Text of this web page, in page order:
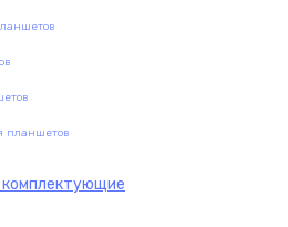
планшетов
комплектующие